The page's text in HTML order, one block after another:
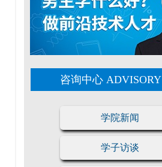
咨询中心 ADVISORY
学院新闻
学子访谈